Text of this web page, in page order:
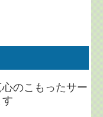
のこもったサー
す